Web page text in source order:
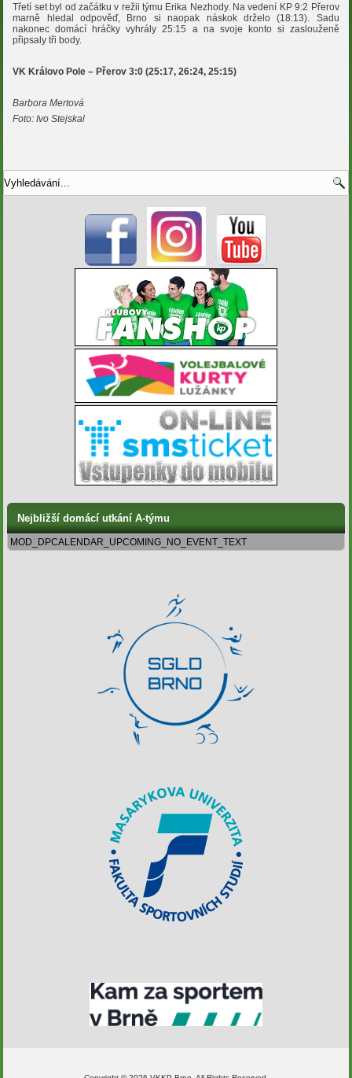
Třetí set byl od začátku v režii týmu Erika Nezhody. Na vedení KP 9:2 Přerov
marně hledal odpověď, Brno si naopak náskok drželo (18:13). Sadu
nakonec domácí hráčky vyhrály 25:15 a na svoje konto si zaslouženě
připsaly tři body.
VK Královo Pole – Přerov 3:0 (25:17, 26:24, 25:15)
Barbora Mertová
Foto: Ivo Stejskal
Nejbližší domácí utkání A-týmu
MOD_DPCALENDAR_UPCOMING_NO_EVENT_TEXT